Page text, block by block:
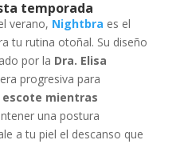
temporada
verano, Nightbra es el
tu rutina otoñal. Su diseño
por la Dra. Elisa
progresiva para
mientras
una postura
a tu piel el descanso que